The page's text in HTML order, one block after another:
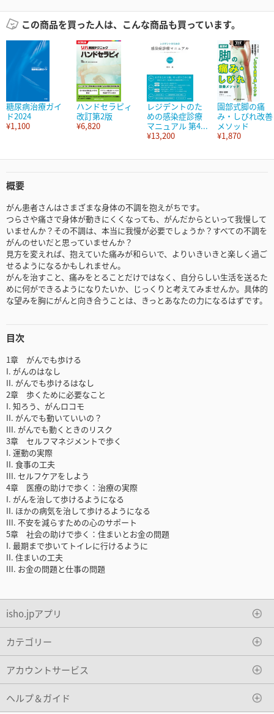
この商品を買った人は、こんな商品も買っています。
糖尿病治療ガイ
ド2024
¥1,100
ハンドセラピィ
改訂第2版
¥6,820
レジデントのた
めの感染症診療
マニュアル 第4...
¥13,200
園部式脚の痛
み・しびれ改善
メソッド
¥1,870
概要
がん患者さんはさまざまな身体の不調を抱えがちです。
つらさや痛さで身体が動きにくくなっても、がんだからといって我慢して
いませんか？その不調は、本当に我慢が必要でしょうか？すべての不調を
がんのせいだと思っていませんか？
見方を変えれば、抱えていた痛みが和らいで、よりいきいきと楽しく過ご
せるようになるかもしれません。
がんを治すこと、痛みをとることだけではなく、自分らしい生活を送るた
めに何ができるようになりたいか、じっくりと考えてみませんか。具体的
な望みを胸にがんと向き合うことは、きっとあなたの力になるはずです。
目次
1章 がんでも歩ける
I. がんのはなし
II. がんでも歩けるはなし
2章 歩くために必要なこと
I. 知ろう、がんロコモ
II. がんでも動いていいの？
III. がんでも動くときのリスク
3章 セルフマネジメントで歩く
I. 運動の実際
II. 食事の工夫
III. セルフケアをしよう
4章 医療の助けで歩く：治療の実際
I. がんを治して歩けるようになる
II. ほかの病気を治して歩けるようになる
III. 不安を減らすための心のサポート
5章 社会の助けで歩く：住まいとお金の問題
I. 最期まで歩いてトイレに行けるように
II. 住まいの工夫
III. お金の問題と仕事の問題
isho.jpアプリ
カテゴリー
アカウントサービス
ヘルプ＆ガイド